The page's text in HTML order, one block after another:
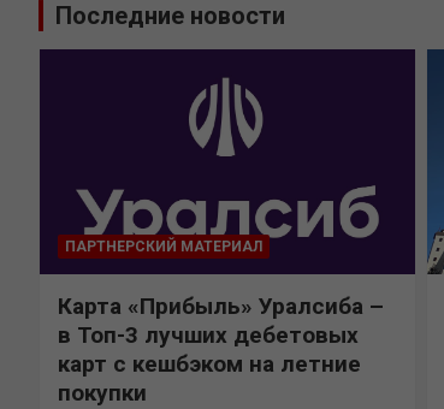
Последние новости
ПАРТНЕРСКИЙ МАТЕРИАЛ
Карта «Прибыль» Уралсиба –
в Топ-3 лучших дебетовых
карт с кешбэком на летние
покупки